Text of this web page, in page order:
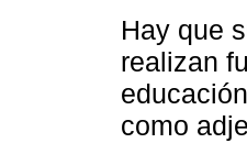
Hay que
realizan
como